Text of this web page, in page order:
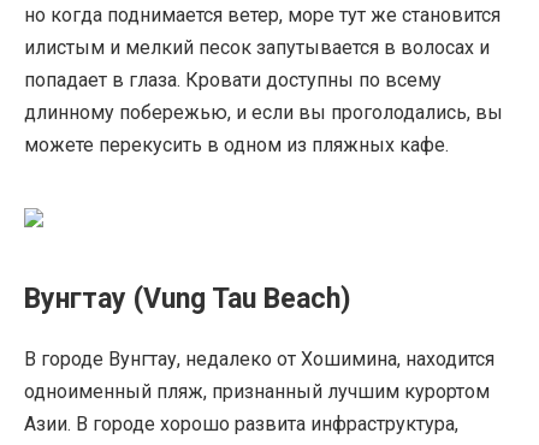
но когда поднимается ветер, море тут же становится
илистым и мелкий песок запутывается в волосах и
попадает в глаза. Кровати доступны по всему
длинному побережью, и если вы проголодались, вы
можете перекусить в одном из пляжных кафе.
Вунгтау (Vung Tau Beach)
В городе Вунгтау, недалеко от Хошимина, находится
одноименный пляж, признанный лучшим курортом
Азии. В городе хорошо развита инфраструктура,